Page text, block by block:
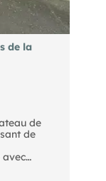
de la
de
de
avec